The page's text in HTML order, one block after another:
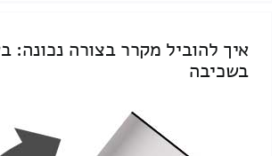
איך להוביל מקרר בצורה נכונה:
בשכיבה